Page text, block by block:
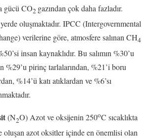
gücü CO2 gazından çok daha fazladır.
oluşmaktadır. IPCC (Intergovernmental
verilerine göre, atmosfere salınan CH4
insan kaynaklıdır. Bu salımın %30’u
%29’u pirinç tarlalarından, %21’i boru
%14’ü katı atıklardan ve %6’sı
(N2O) Azot ve oksijenin 250oC sıcaklıkta
oluşan azot oksitler içinde en önemlisi olan